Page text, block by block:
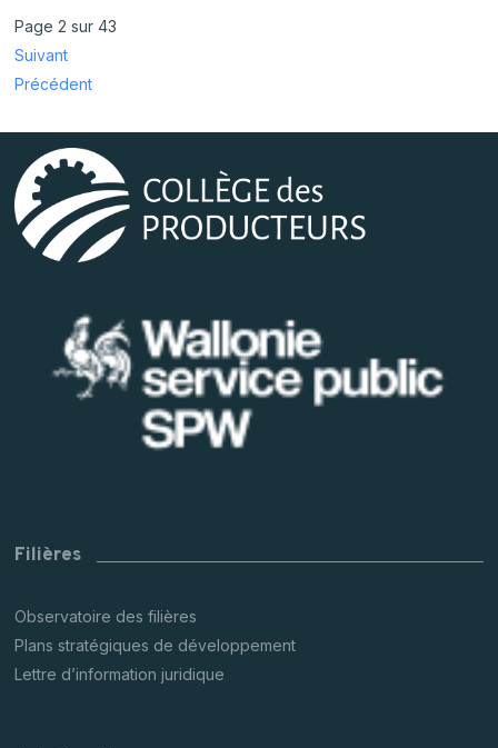
Page 2 sur 43
Suivant
Précédent
Filières
Observatoire des filières
Plans stratégiques de développement
Lettre d’information juridique